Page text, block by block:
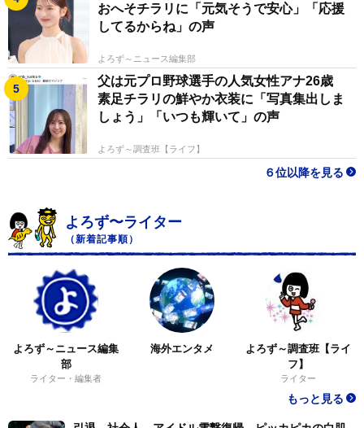
おへそチラリに「元気そうで安心」「応援
してるからね」の声
よろず～ニュース編集部
父は元プロ野球選手の人気女性アナ26歳
素足チラリの鮮やか衣装に「写真集出しま
しょう」「いつも輝いて」の声
よろず～調査班【ライフ】
６位以降を見る
よろず〜ライター
（新着記事順）
よろず～ニュース編集
部
ライター・編集者
海外エンタメ
よろず～調査班【ライ
フ】
ライター
もっと見る